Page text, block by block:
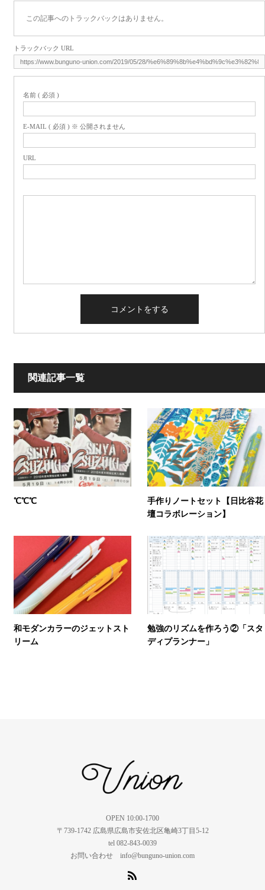
この記事へのトラックバックはありません。
トラックバック URL
名前 ( 必須 )
E-MAIL ( 必須 ) ※ 公開されません
URL
関連記事一覧
℃℃℃
手作りノートセット【日比谷花
壇コラボレーション】
和モダンカラーのジェットスト
リーム
勉強のリズムを作ろう②「スタ
ディプランナー」
OPEN 10:00-1700
〒739-1742 広島県広島市安佐北区亀崎3丁目5-12
tel 082-843-0039
お問い合わせ info@bunguno-union.com